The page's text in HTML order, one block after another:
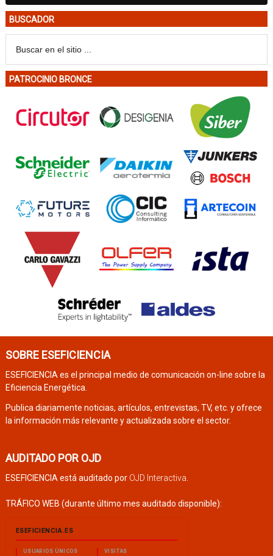
BUSCADOR
PATROCINIO BRONCE
SOBRE ESEFICIENCIA
ESEFICIENCIA es el principal medio de comunicación on-line sobre la
Eficiencia Energética.
Publica diariamente noticias, artículos, entrevistas, TV, etc. y ofrece
la información más relevante y actualizada sobre el sector.
AUDITADO POR OJD
ESEFICIENCIA está auditado por OJD Interactiva
TRÁFICO WEB (durante último mes auditado disponible):